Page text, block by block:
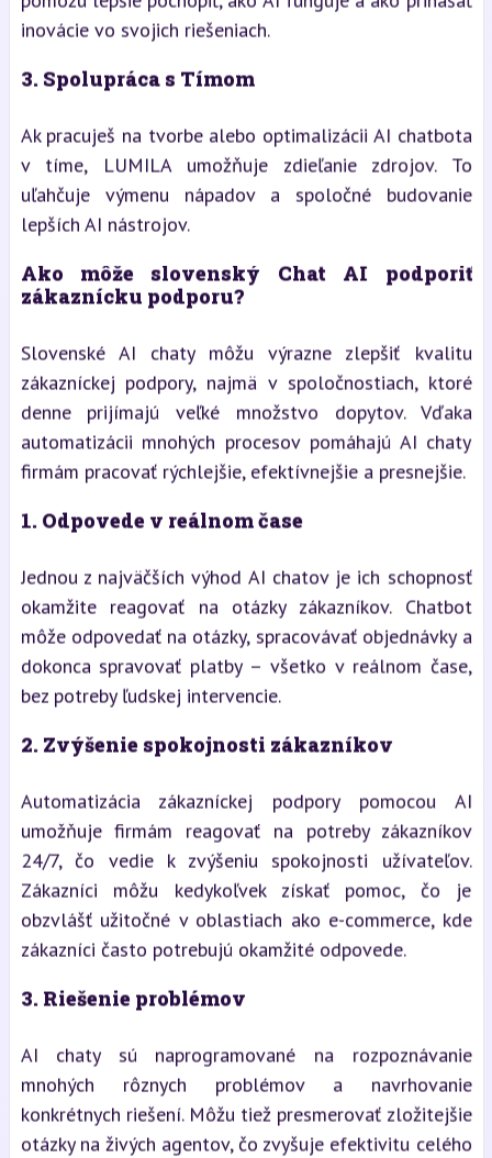
inovácie vo svojich riešeniach.
3. Spolupráca s Tímom
Ak pracuješ na tvorbe alebo optimalizácii AI chatbota
v tíme, LUMILA umožňuje zdieľanie zdrojov. To
uľahčuje výmenu nápadov a spoločné budovanie
lepších AI nástrojov.
Ako môže slovenský Chat AI podporiť
zákaznícku podporu?
Slovenské AI chaty môžu výrazne zlepšiť kvalitu
zákazníckej podpory, najmä v spoločnostiach, ktoré
denne prijímajú veľké množstvo dopytov. Vďaka
automatizácii mnohých procesov pomáhajú AI chaty
firmám pracovať rýchlejšie, efektívnejšie a presnejšie.
1. Odpovede v reálnom čase
Jednou z najväčších výhod AI chatov je ich schopnosť
okamžite reagovať na otázky zákazníkov. Chatbot
môže odpovedať na otázky, spracovávať objednávky a
dokonca spravovať platby – všetko v reálnom čase,
bez potreby ľudskej intervencie.
2. Zvýšenie spokojnosti zákazníkov
Automatizácia zákazníckej podpory pomocou AI
umožňuje firmám reagovať na potreby zákazníkov
24/7, čo vedie k zvýšeniu spokojnosti užívateľov.
Zákazníci môžu kedykoľvek získať pomoc, čo je
obzvlášť užitočné v oblastiach ako e-commerce, kde
zákazníci často potrebujú okamžité odpovede.
3. Riešenie problémov
AI chaty sú naprogramované na rozpoznávanie
mnohých rôznych problémov a navrhovanie
konkrétnych riešení. Môžu tiež presmerovať zložitejšie
otázky na živých agentov, čo zvyšuje efektivitu celého